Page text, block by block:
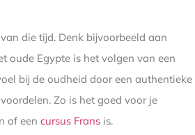
die tijd. Denk bijvoorbeeld aan
oude Egypte is het volgen van een
bij de oudheid door een authentieke
Zo is het goed voor je
of een cursus Frans is.